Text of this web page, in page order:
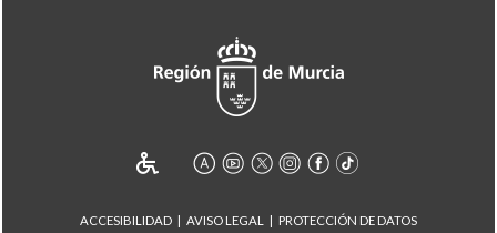
ACCESIBILIDAD AVISO LEGAL PROTECCIÓN DE DATOS